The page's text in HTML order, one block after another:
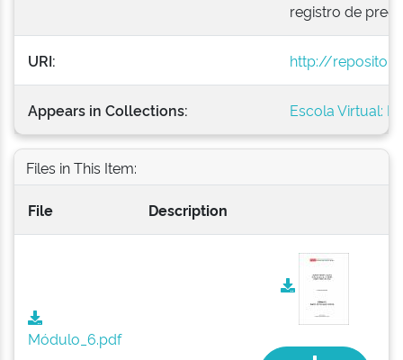
registro de
URI: http://
Appears in Collections: Escola Virtual:
Files in This Item:
File Description
Módulo_6.pdf